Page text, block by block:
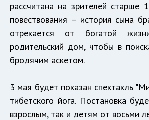
рассчитана на зрителей старше
повествования – история сына
отрекается от богатой
родительский дом, чтобы в
бродячим аскетом.
3 мая будет показан спектакль
тибетского йога. Постановка
взрослым, так и детям от восьми